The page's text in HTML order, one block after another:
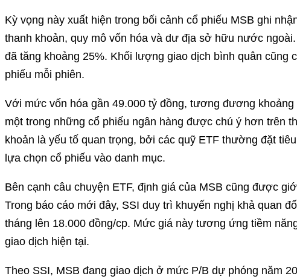
Kỳ vọng này xuất hiện trong bối cảnh cổ phiếu MSB ghi
thanh khoản, quy mô vốn hóa và dư địa sở hữu nước
đã tăng khoảng 25%. Khối lượng giao dịch bình quân cũng
phiếu mỗi phiên.
Với mức vốn hóa gần 49.000 tỷ đồng, tương đương
một trong những cổ phiếu ngân hàng được chú ý hơn trên
khoản là yếu tố quan trọng, bởi các quỹ ETF thường đặt
lựa chọn cổ phiếu vào danh mục.
Bên cạnh câu chuyện ETF, định giá của MSB cũng được
Trong báo cáo mới đây, SSI duy trì khuyến nghị khả quan
tháng lên 18.000 đồng/cp. Mức giá này tương ứng tiềm
giao dịch hiện tại.
Theo SSI, MSB đang giao dịch ở mức P/B dự phóng năm